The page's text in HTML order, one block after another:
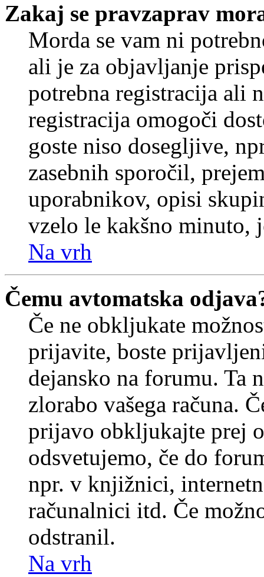
Zakaj se pravzaprav
Morda se vam ni
ali je za objavljanje
potrebna registracija ali
registracija omogoči
goste niso dosegljive,
zasebnih sporočil,
uporabnikov, opisi
vzelo le kakšno minuto,
Na vrh
Čemu avtomatska
Če ne obkljukate
prijavite, boste
dejansko na forumu. Ta
zlorabo vašega računa.
prijavo obkljukajte prej
odsvetujemo, če do
npr. v knjižnici,
računalnici itd. Če
odstranil.
Na vrh